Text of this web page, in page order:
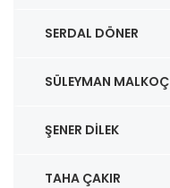
SERDAL DÖNER
SÜLEYMAN MALKOÇ
ŞENER DILEK
TAHA ÇAKIR